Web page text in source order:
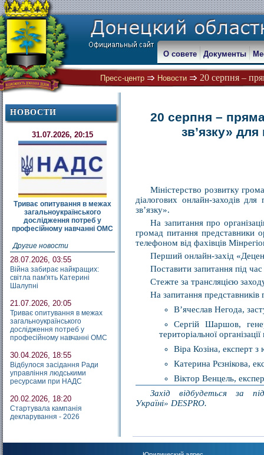
Пресс-центр Новости 20 серпня –
О совете Документы
НОВОСТИ
31.07.2026, 20:15
Триває опитування в межах
загальноукраїнського
дослідження потреб у
професійному навчанні ОМС
Другие новости
28.07.2026, 03:55
Війна забирає найкращих:
світла пам'ять Катерині
Шалупні
21.07.2026, 20:05
Триває опитування в межах
загальноукраїнського
дослідження потреб у
професійному навчанні ОМС
30.04.2026, 18:55
Відбулося засідання Ради
управління людськими
ресурсами при НАДС
20.02.2026, 18:20
Стартувала кампанія
декларування - 2026
20 серпня –
зв’язку»
Міністерство розвитку
діалогових онлайн-заходів
зв’язку».
На запитання про
громад питання представники
телефоном від фахівців
Перший онлайн-захід
Поставити запитання під
Стежте за трансляцією
На запитання представників
В’ячеслав Негода,
Сергій Шаршов,
територіальної
Віра Козіна, експерт
Катерина Рєзнікова,
Віктор Венцель,
Захід відбудеться за
Україні» DESPRO.